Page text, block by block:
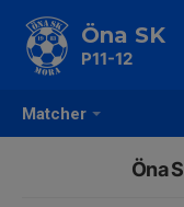
Matcher
Öna SK
P11-12
Öna